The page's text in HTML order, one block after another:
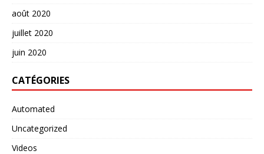
août 2020
juillet 2020
juin 2020
CATÉGORIES
Automated
Uncategorized
Videos